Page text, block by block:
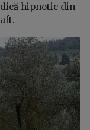
hipnotic din